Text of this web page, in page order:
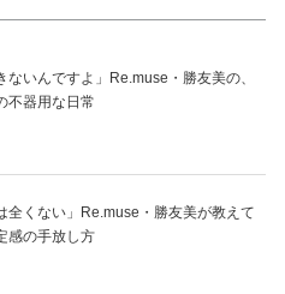
ないんですよ」Re.muse・勝友美の、
不器用な日常
全くない」Re.muse・勝友美が教えて
感の手放し方